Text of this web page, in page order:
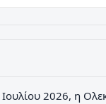
2026, η